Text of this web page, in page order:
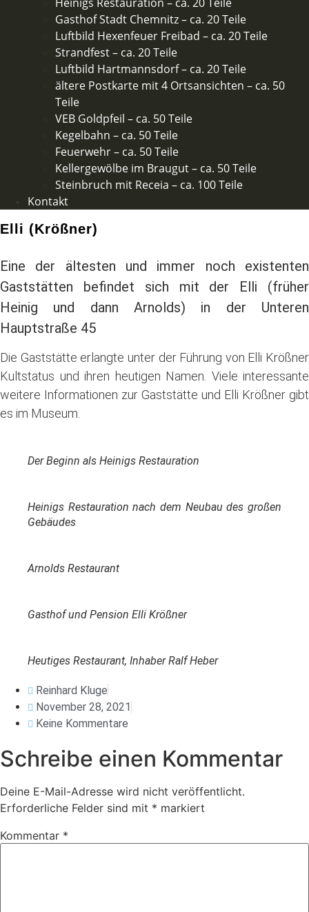
Gasthof Stadt Chemnitz – ca. 20 Teile
Luftbild Hexenfeuer Freibad – ca. 20 Teile
Strandfest – ca. 20 Teile
Luftbild Hartmannsdorf – ca. 20 Teile
ältere Postkarte mit 4 Ortsansichten – ca. 50
Teile​
VEB Goldpfeil – ca. 50 Teile
Kegelbahn – ca. 50 Teile
Feuerwehr – ca. 50 Teile​
Kellergewölbe im Braugut – ca. 50 Teile
Steinbruch mit Receia – ca. 100 Teile
Kontakt
Elli (Krößner)
Eine der ältesten und immer noch existenten
Gaststätten befindet sich mit der Elli (früher
Heinig und dann Arnolds) in der Unteren
Hauptstraße 45
Die Gaststätte erlangte unter der Führung von Elli Krößner
Kultstatus und ihren heutigen Namen. Viele interessante
weitere Informationen zur Gaststätte und Elli Krößner gibt
es im Museum.
Der Beginn als Heinigs Restauration
Heinigs Restauration nach dem Neubau des großen
Gebäudes
Arnolds Restaurant
Gasthof und Pension Elli Krößner
Heutiges Restaurant, Inhaber Ralf Heber
Reinhard Kluge
November 28, 2021
Keine Kommentare
Schreibe einen Kommentar
Deine E-Mail-Adresse wird nicht veröffentlicht.
Erforderliche Felder sind mit * markiert
Kommentar *